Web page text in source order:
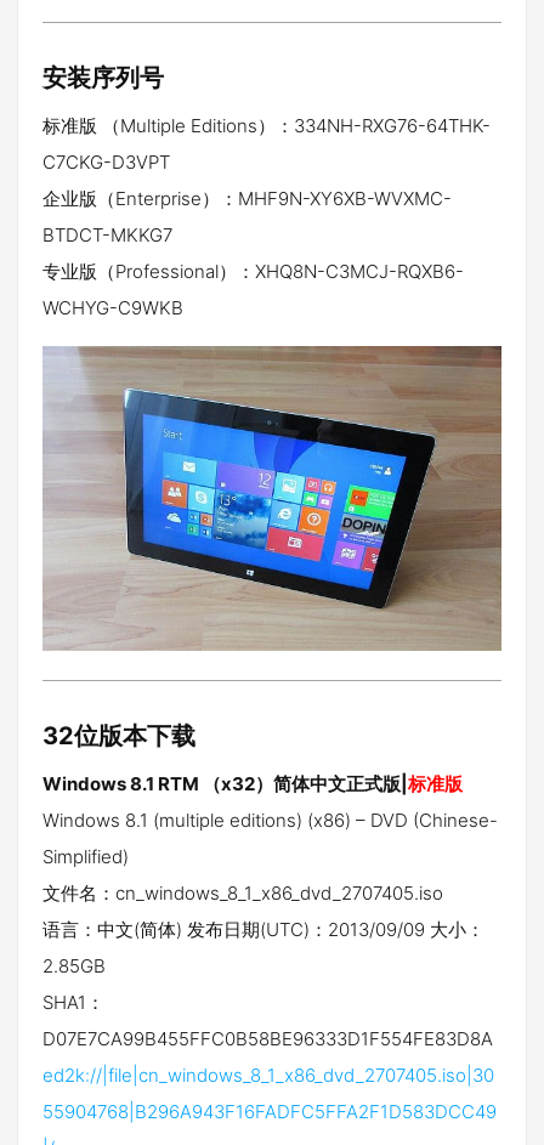
安装序列号
标准版 （Multiple Editions）：334NH-RXG76-64THK-
C7CKG-D3VPT
企业版（Enterprise）：MHF9N-XY6XB-WVXMC-
BTDCT-MKKG7
专业版（Professional）：XHQ8N-C3MCJ-RQXB6-
WCHYG-C9WKB
32位版本下载
Windows 8.1 RTM （x32）简体中文正式版| 标准版
Windows 8.1 (multiple editions) (x86) – DVD (Chinese-
Simplified)
文件名：cn_windows_8_1_x86_dvd_2707405.iso
语言：中文(简体) 发布日期(UTC)：2013/09/09 大小：
2.85GB
SHA1：
D07E7CA99B455FFC0B58BE96333D1F554FE83D8A
ed2k://|file|cn_windows_8_1_x86_dvd_2707405.iso|30
55904768|B296A943F16FADFC5FFA2F1D583DCC49